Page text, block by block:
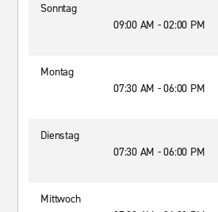
Sonntag
09:00 AM - 02:00 PM
Montag
07:30 AM - 06:00 PM
Dienstag
07:30 AM - 06:00 PM
Mittwoch